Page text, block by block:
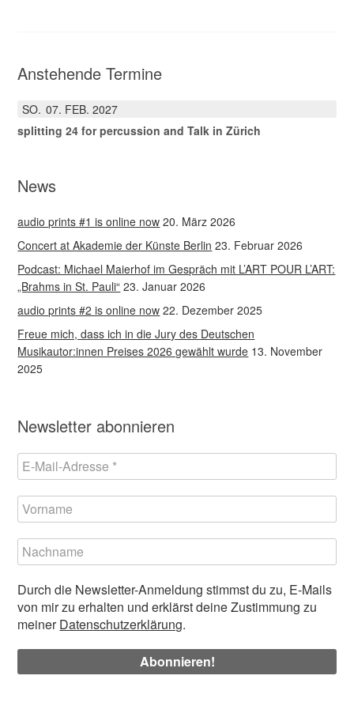
Anstehende Termine
SO. 07 FEB. 2027
splitting 24 for percussion and Talk in Zürich
News
audio prints #1 is online now 20. März 2026
Concert at Akademie der Künste Berlin 23. Februar 2026
Podcast: Michael Maierhof im Gespräch mit L’ART POUR L’ART:
„Brahms in St. Pauli“ 23. Januar 2026
audio prints #2 is online now 22. Dezember 2025
Freue mich, dass ich in die Jury des Deutschen
Musikautor:innen Preises 2026 gewählt wurde 13. November
2025
Newsletter abonnieren
Durch die Newsletter-Anmeldung stimmst du zu, E-Mails
von mir zu erhalten und erklärst deine Zustimmung zu
meinerDatenschutzerklärung.